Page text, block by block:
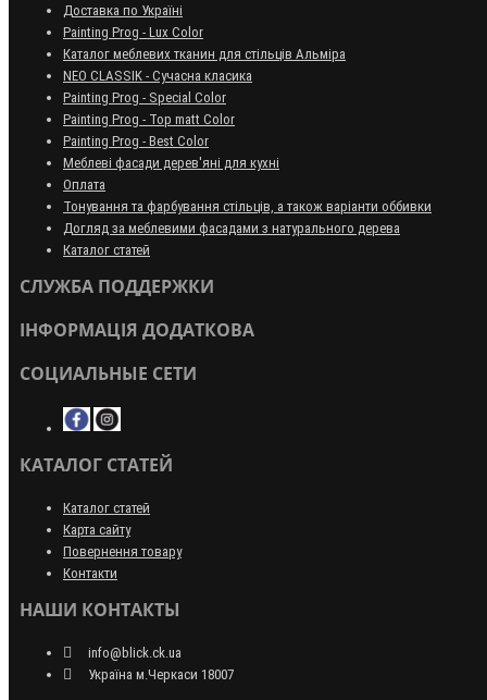
Доставка по Україні
Painting Prog - Lux Color
Каталог меблевих тканин для стільців Альміра
NEO CLASSIK - Сучасна класика
Painting Prog - Special Color
Painting Prog - Top matt Color
Painting Prog - Best Color
Меблеві фасади дерев'яні для кухні
Оплата
Тонування та фарбування стільців, а також варіанти оббивки
Догляд за меблевими фасадами з натурального дерева
Каталог статей
СЛУЖБА ПОДДЕРЖКИ
ІНФОРМАЦІЯ ДОДАТКОВА
СОЦИАЛЬНЫЕ СЕТИ
КАТАЛОГ СТАТЕЙ
Каталог статей
Карта сайту
Повернення товару
Контакти
НАШИ КОНТАКТЫ
info@blick.ck.ua
Україна м.Черкаси 18007